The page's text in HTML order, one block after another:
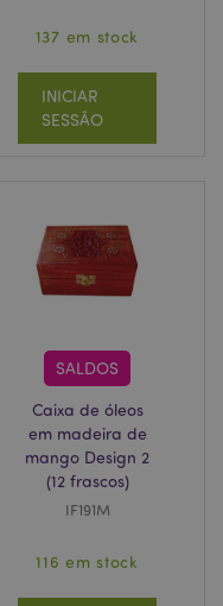
137 em stock
INICIAR
SESSÃO
SALDOS
Caixa de óleos
em madeira de
mango Design 2
(12 frascos)
IF191M
116 em stock